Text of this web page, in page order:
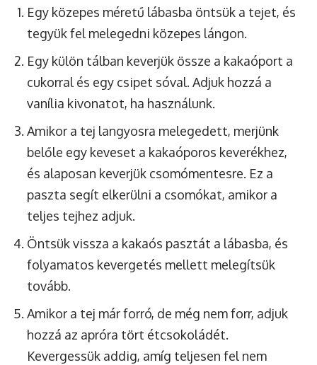
Egy közepes méretű lábasba öntsük a tejet, és
tegyük fel melegedni közepes lángon.
Egy külön tálban keverjük össze a kakaóport a
cukorral és egy csipet sóval. Adjuk hozzá a
vanília kivonatot, ha használunk.
Amikor a tej langyosra melegedett, merjünk
belőle egy keveset a kakaóporos keverékhez,
és alaposan keverjük csomómentesre. Ez a
paszta segít elkerülni a csomókat, amikor a
teljes tejhez adjuk.
Öntsük vissza a kakaós pasztát a lábasba, és
folyamatos kevergetés mellett melegítsük
tovább.
Amikor a tej már forró, de még nem forr, adjuk
hozzá az apróra tört étcsokoládét.
Kevergessük addig, amíg teljesen fel nem